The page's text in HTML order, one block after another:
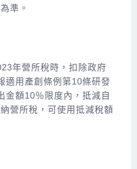
準。
年營所稅時，扣除政府
適用產創條例第10條研發
金額10％限度內，抵減自
營所稅，可使用抵減稅額